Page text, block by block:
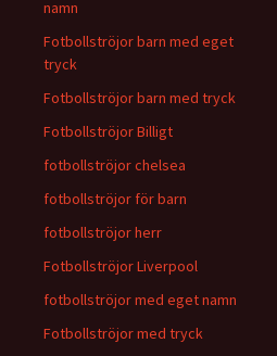
namn
Fotbollströjor barn med eget
tryck
Fotbollströjor barn med tryck
Fotbollströjor Billigt
fotbollströjor chelsea
fotbollströjor för barn
fotbollströjor herr
Fotbollströjor Liverpool
fotbollströjor med eget namn
Fotbollströjor med tryck